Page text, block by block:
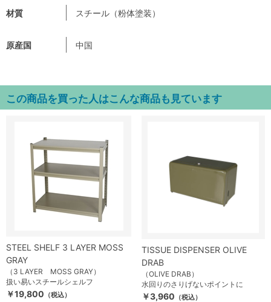
材質 スチール（粉体塗装）
原産国 中国
この商品を買った人はこんな商品も見ています
STEEL SHELF 3 LAYER MOSS
GRAY
（3 LAYER MOSS GRAY）
扱い易いスチールシェルフ
￥19,800 （税込）
TISSUE DISPENSER OLIVE
DRAB
（OLIVE DRAB）
水回りのさりげないポイントに
￥3,960 （税込）